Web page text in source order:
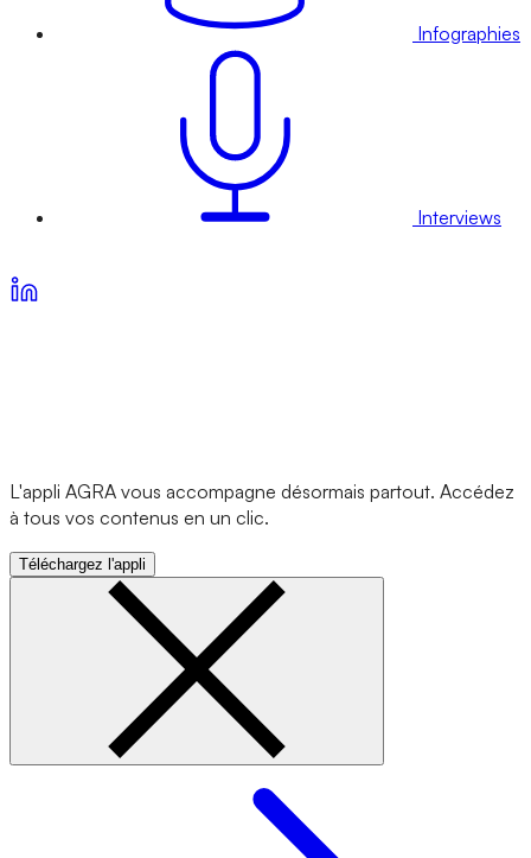
Infographies
Interviews
L'appli AGRA vous accompagne désormais partout. Accédez
à tous vos contenus en un clic.
Téléchargez l'appli